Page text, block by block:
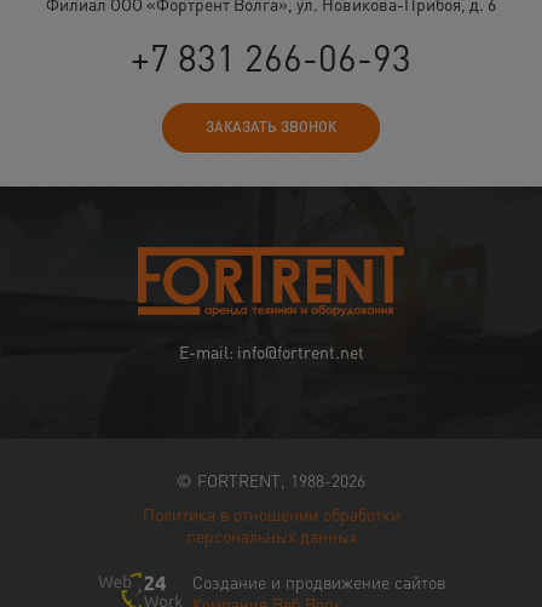
+7 831 266-06-93
ЗАКАЗАТЬ ЗВОНОК
E-mail: info@fortrent.net
© FORTRENT, 1988-2026
Политика в отношении обработки
персональных данных
Создание и продвижение сайтов